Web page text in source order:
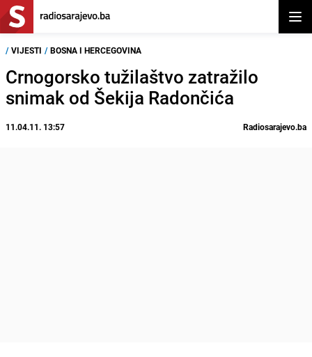
/ VIJESTI / BOSNA I HERCEGOVINA
Crnogorsko tužilaštvo zatražilo
snimak od Šekija Radončića
11.04.11. 13:57 Radiosarajevo.ba